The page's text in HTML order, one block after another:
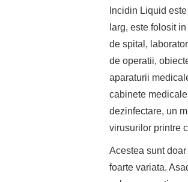
Incidin Liquid
larg, este folosit
de spital,
de operatii,
aparaturii
cabinete
dezinfectare, un
virusurilor printre
Acestea sunt
foarte variata.